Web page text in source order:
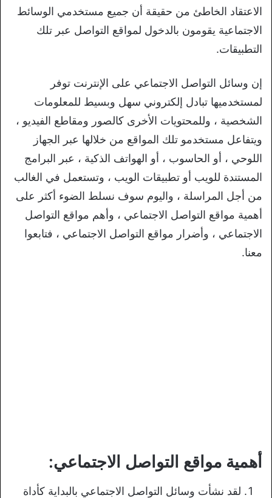
الاعتقاد الخاطئ من حقيقة أن جميع مستخدمي الوسائط
الاجتماعية يقومون بالدخول لمواقع التواصل عبر تلك
التطبيقات.
إن وسائل التواصل الاجتماعي على الإنترنت توفر
لمستخدميها تبادل إلكتروني سهل وبسيط للمعلومات
الشخصية ، وللمحتويات الأخرى كالصور ومقاطع الفيديو ،
ويتفاعل مستخدمو تلك المواقع من خلالها عبر الجهاز
اللوحي ، أو الحاسوب ، أو الهواتف الذكية ، عبر البرامج
المستندة للويب أو تطبيقات الويب ، وتستعمل في الغالب
من أجل المراسلة ، واليوم سوف نسلط الضوء أكثر على
أهمية مواقع التواصل الاجتماعي ، وأهم مواقع التواصل
الاجتماعي ، وأضرار مواقع التواصل الاجتماعي ، فتابعوا
معنا.
أهمية مواقع التواصل الاجتماعي:
لقد نشأت وسائل التواصل الاجتماعي بالبداية كأداة